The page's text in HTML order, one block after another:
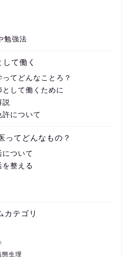
勉強法
て働く
てどんなことろ？
して働くために
説
許について
ってどんなもの？
について
を整える
カテゴリ
生理